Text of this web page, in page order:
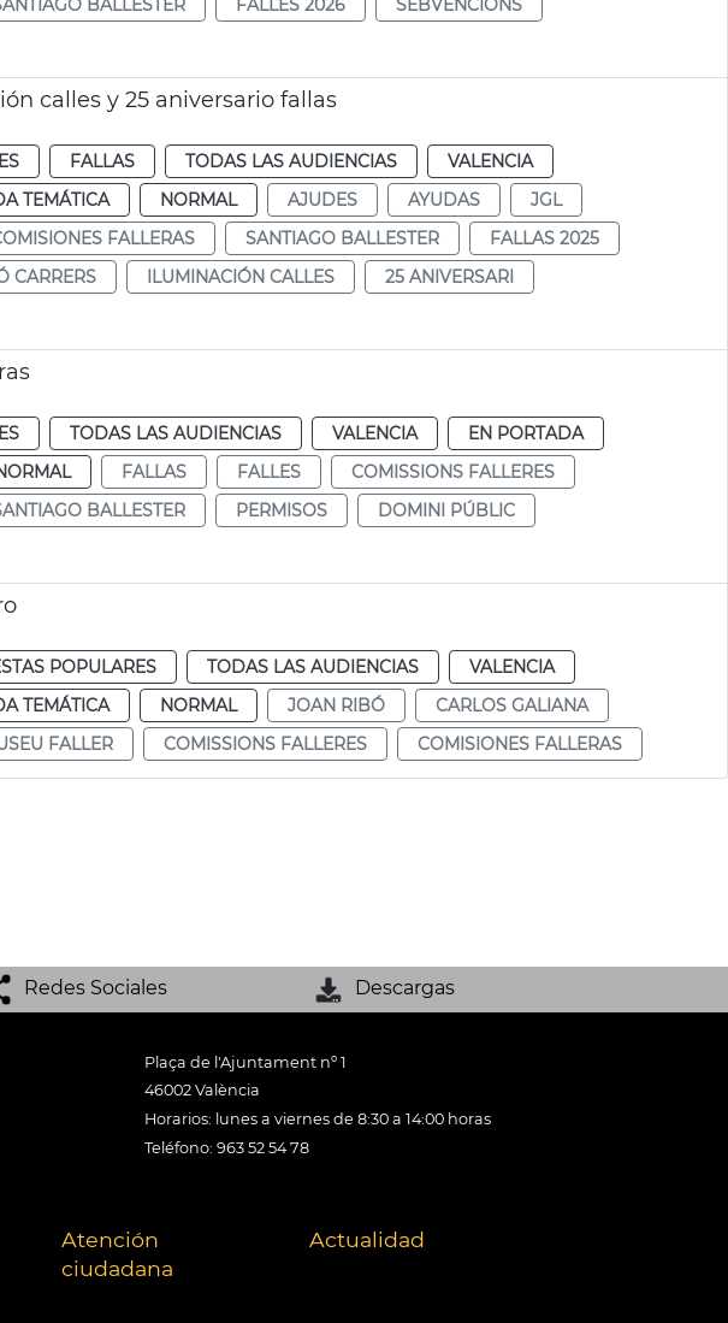
BALLESTER FALLES 2026
SEBVENCIONS
calles y 25 aniversario fallas
FALLAS TODAS LAS AUDIENCIAS
VALENCIA
TEMÁTICA NORMAL AJUDES AYUDAS
JGL
FALLERAS SANTIAGO BALLESTER
FALLAS 2025
CARRERS ILUMINACIÓN CALLES
25 ANIVERSARI
TODAS LAS AUDIENCIAS VALENCIA
EN PORTADA
FALLAS FALLES
COMISSIONS FALLERES
BALLESTER PERMISOS
DOMINI PÚBLIC
POPULARES TODAS LAS AUDIENCIAS
VALENCIA
TEMÁTICA NORMAL JOAN RIBÓ
CARLOS GALIANA
FALLER COMISSIONS FALLERES COMISIONES FALLERAS
Redes Sociales Descargas
Plaça de l'Ajuntament nº 1
46002 València
Horarios: lunes a viernes de 8:30 a 14:00 horas
Teléfono: 963 52 54 78
Atención
ciudadana
Actualidad